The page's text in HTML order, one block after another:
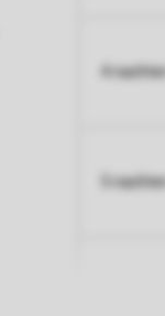
4 nachten
5 nachten